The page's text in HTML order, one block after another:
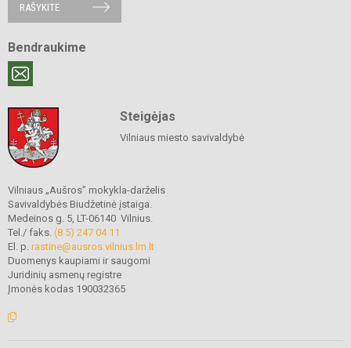
RAŠYKITE
Bendraukime
Steigėjas
Vilniaus miesto savivaldybė
Vilniaus „Aušros” mokykla-darželis
Savivaldybės Biudžetinė įstaiga.
Medeinos g. 5, LT-06140 Vilnius.
Tel./ faks. (8 5) 247 04 11
El. p. rastine@ausros.vilnius.lm.lt
Duomenys kaupiami ir saugomi
Juridinių asmenų registre
Įmonės kodas 190032365